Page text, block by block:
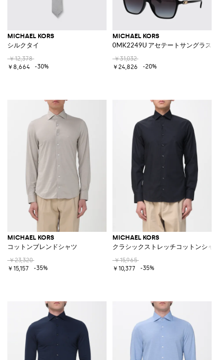
MICHAEL KORS
シルクタイ
￥12,378
￥8,664
-30%
MICHAEL KORS
0MK2249U アセテートサングラス
￥31,032
￥24,826
-20%
MICHAEL KORS
コットンブレンドシャツ
￥23,320
￥15,157
-35%
MICHAEL KORS
クラシックストレッチコットンシャ
￥15,965
￥10,377
-35%